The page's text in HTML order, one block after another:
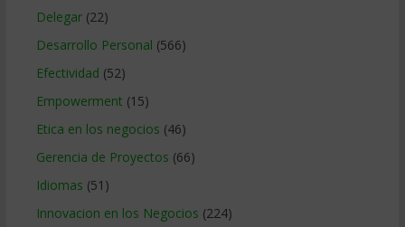
Delegar(22)
Desarrollo Personal (566)
Efectividad (52)
Empowerment (15)
Etica en los negocios (46)
Gerencia de Proyectos (66)
Idiomas (51)
Innovacion en los Negocios (224)